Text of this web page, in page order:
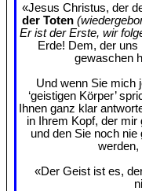
«Jesus Christus, der
der Toten
Er ist der Erste, wir
Erde! Dem, der
gewaschen
Und wenn Sie mich
‘geistigen Körper’
Ihnen ganz klar
in Ihrem Kopf, der mir
und den Sie noch
werden,
«Der Geist ist es,